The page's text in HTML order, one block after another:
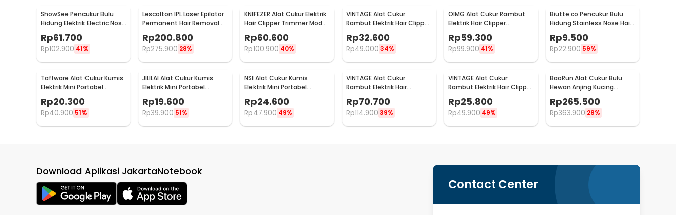
ShowSee Pencukur Bulu
Hidung Elektrik Electric Nose
Trimmer - C1-BK
Rp61.700
Rp102.900 41%
Lescolton IPL Laser Epilator
Permanent Hair Removal
900000 Flashes - AM001
Rp200.800
Rp275.900 28%
KNIFEZER Alat Cukur Elektrik
Hair Clipper Trimmer Model
Dragon - T9
Rp60.600
Rp100.900 40%
VINTAGE Alat Cukur
Rambut Elektrik Hair Clipper
Trimmer Rechargeable
Model Grid - T9
Rp32.600
Rp49.00034%
OIMG Alat Cukur Rambut
Elektrik Hair Clipper
Trimmer Model Buddha -
T9
Rp59.300
Rp99.900 41%
Biutte.co Pencukur Bulu
Hidung Stainless Nose Hair
Rp9.500
Rp22.900 59%
Taffware Alat Cukur Kumis
Elektrik Mini Portabel
Trimmer Shaver - FH021
Rp20.300
Rp40.900 51%
JILILAI Alat Cukur Kumis
Elektrik Mini Portabel
Trimmer Shaver 5V - JLLO51
Rp19.600
Rp39.900 51%
NSI Alat Cukur Kumis
Elektrik Mini Portabel
Trimmer Shave - P10
Rp24.600
Rp47.900 49%
VINTAGE Alat Cukur
Rambut Elektrik Hair
Comb - T9
Rp70.700
Rp114.90039%
VINTAGE Alat Cukur
Rambut Elektrik Hair Clipper
Trimmer Rechargeable
Model Dragon - T9
Rp25.800
Rp49.900 49%
BaoRun Alat Cukur Bulu
Hewan Anjing Kucing
6500RPM 2000mAh 3.7V
10W - C99
Rp265.500
Rp363.900 28%
Contact Center
Download Aplikasi JakartaNotebook